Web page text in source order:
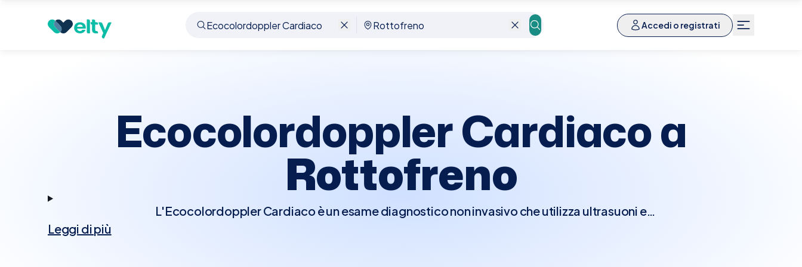
Accedi o registrati
Prenota visita Ecocolordoppler Cardiaco Rottofreno
Ecocolordoppler Cardiaco a
Rottofreno
L'Ecocolordoppler Cardiaco è un esame diagnostico non invasivo che utilizza ultrasuoni e
Leggi di più